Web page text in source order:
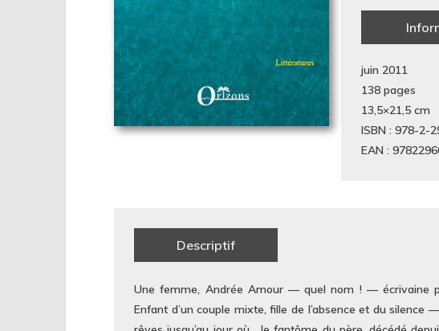
juin 2011
138 pages
13,5×21,5cm
ISBN : 978-2-
EAN :
Descriptif
Une femme, Andrée Amour — quel nom ! — écrivaine
Enfant d’un couple mixte, fille de l’absence et du